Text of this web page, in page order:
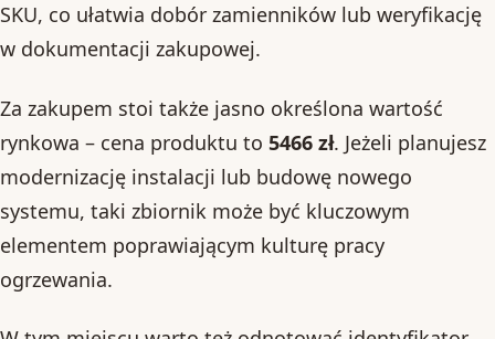
SKU, co ułatwia dobór zamienników lub weryfikację
w dokumentacji zakupowej.
Za zakupem stoi także jasno określona wartość
rynkowa – cena produktu to 5466 zł. Jeżeli planujesz
modernizację instalacji lub budowę nowego
systemu, taki zbiornik może być kluczowym
elementem poprawiającym kulturę pracy
ogrzewania.